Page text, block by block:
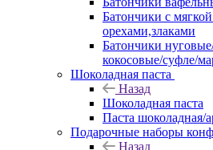
Батончики с
орехами,злаками
Батончики
кокосовые/суфле/
Шоколадная паста
Назад
Шоколадная паста
Паста шоколадная/
Подарочные наборы
Назад